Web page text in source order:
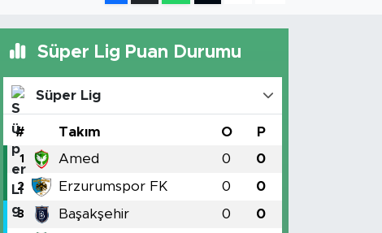
Süper Lig Puan Durumu
Süper Lig
# Takım O P
1 Amed 0 0
2 Erzurumspor FK 0 0
3 Başakşehir 0 0